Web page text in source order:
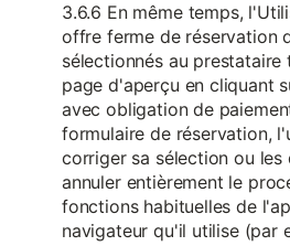
3.6.6 En même temps,
offre ferme de réservation
sélectionnés au prestataire
page d'aperçu en cliquant
avec obligation de
formulaire de réservation,
corriger sa sélection ou les
annuler entièrement le
fonctions habituelles de
navigateur qu'il utilise (par